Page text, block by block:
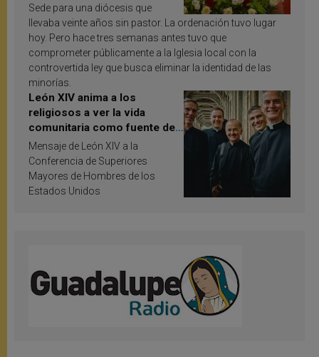
Sede para una diócesis que
llevaba veinte años sin pastor. La ordenación tuvo lugar
hoy. Pero hace tres semanas antes tuvo que
comprometer públicamente a la Iglesia local con la
controvertida ley que busca eliminar la identidad de las
minorías.
León XIV anima a los
religiosos a ver la vida
comunitaria como fuente de
inspiración y santificación
Mensaje de León XIV a la
Conferencia de Superiores
Mayores de Hombres de los
Estados Unidos